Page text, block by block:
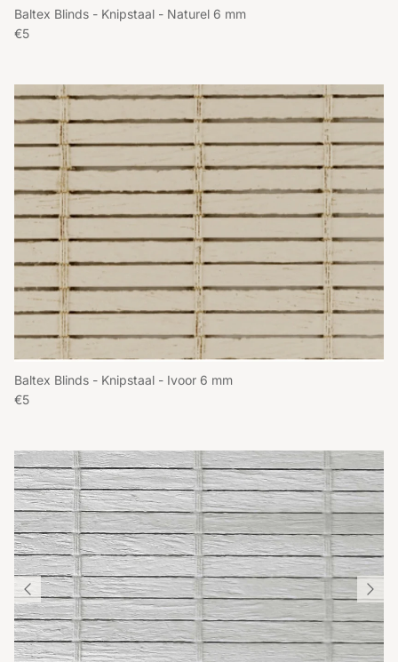
Baltex Blinds - Knipstaal - Naturel 6 mm
Reguliere prijs
€5
Baltex Blinds - Knipstaal - Ivoor 6 mm
Reguliere prijs
€5